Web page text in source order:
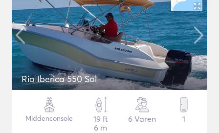
Rio Iberica 550 Sol
Middenconsole
19 ft
6 m
6 Varen 1